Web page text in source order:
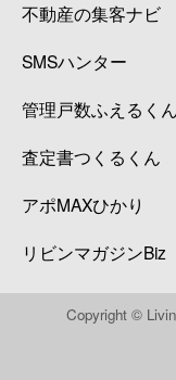
不動産の集客ナビ
SMSハンター
管理戸数ふえるくん
査定書つくるくん
アポMAXひかり
リビンマガジンBiz
Copyright ©